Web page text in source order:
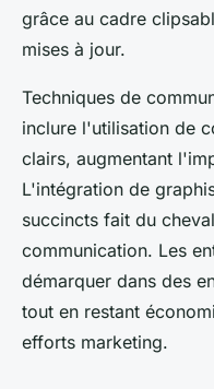
grâce au cadre
mises à jour.
Techniques de
inclure l'utilisation de
clairs, augmentant
L'intégration de
succincts fait du
communication. Les
démarquer dans des
tout en restant
efforts marketing.